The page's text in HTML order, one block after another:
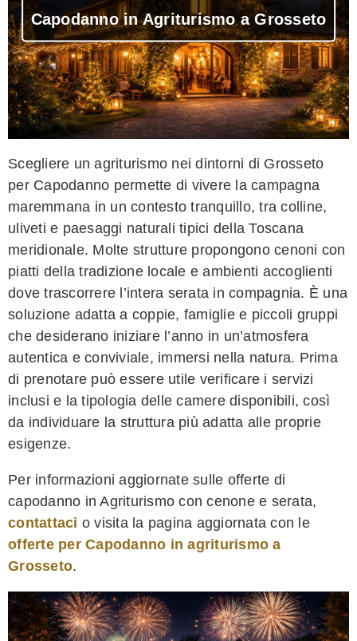
Capodanno in Agriturismo a Grosseto
Scegliere un agriturismo nei dintorni di Grosseto
per Capodanno permette di vivere la campagna
maremmana in un contesto tranquillo, tra colline,
uliveti e paesaggi naturali tipici della Toscana
meridionale. Molte strutture propongono cenoni con
piatti della tradizione locale e ambienti accoglienti
dove trascorrere l’intera serata in compagnia. È una
soluzione adatta a coppie, famiglie e piccoli gruppi
che desiderano iniziare l’anno in un’atmosfera
autentica e conviviale, immersi nella natura. Prima
di prenotare può essere utile verificare i servizi
inclusi e la tipologia delle camere disponibili, così
da individuare la struttura più adatta alle proprie
esigenze.
Per informazioni aggiornate sulle offerte di
capodanno in Agriturismo con cenone e serata,
contattaci o visita la pagina aggiornata con le
offerte per Capodanno in agriturismo a
Grosseto.